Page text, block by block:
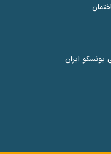
یونسکو ایران